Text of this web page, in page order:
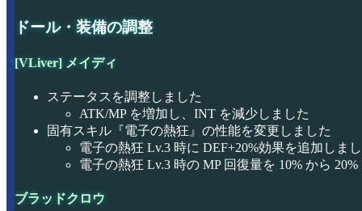
ドール・装備の調整
[VLiver] メイディ
ステータスを調整しました
ATK/MP を増加し、INT を減少しました
固有スキル『電子の熱狂』の性能を変更しました
電子の熱狂 Lv.3 時に DEF+20%効果を追加しま
電子の熱狂 Lv.3 時の MP 回復量を 10% から
ブラッドクロウ